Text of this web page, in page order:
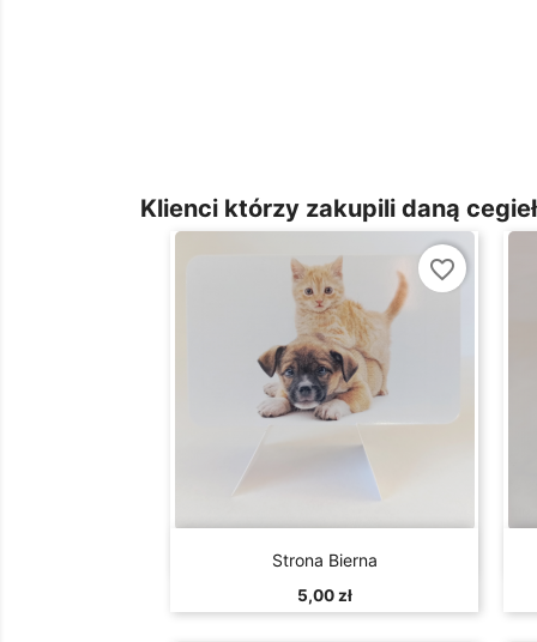
Klienci którzy zakupili daną
Szybki podgląd
Strona Bierna
5,00 zł
favorite_border